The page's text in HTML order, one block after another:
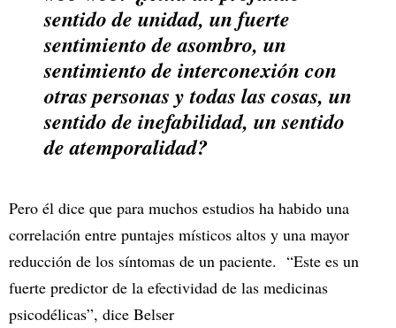
sentido de unidad, un fuerte
sentimiento de asombro, un
sentimiento de interconexión con
otras personas y todas las cosas, un
sentido de inefabilidad, un sentido
de atemporalidad?
Pero él dice que para muchos estudios ha habido una
correlación entre puntajes místicos altos y una mayor
reducción de los síntomas de un paciente. “Este es un
fuerte predictor de la efectividad de las medicinas
psicodélicas”, dice Belser